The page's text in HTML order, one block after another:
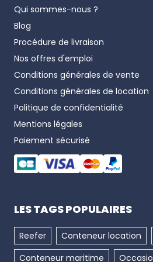
Qui sommes-nous ?
Blog
Procédure de livraison
Nos offres d'emploi
Conditions générales de vente
Conditions générales de location
Politique de confidentialité
Mentions légales
Paiement sécurisé
LES TAGS POPULAIRES
Reefer Conteneur location
Conteneur maritime